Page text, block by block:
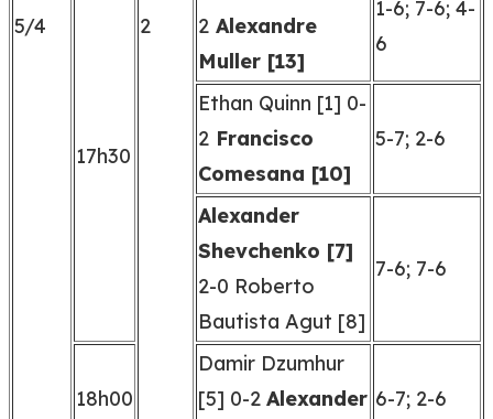
5/4 2
17h30
2 Alexandre
Muller [13]
1-6; 7-6; 4-
6
Ethan Quinn [1] 0-
2 Francisco
Comesana [10]
5-7; 2-6
Alexander
Shevchenko [7]
2-0 Roberto
Bautista Agut [8]
7-6; 7-6
18h00
Damir Dzumhur
[5] 0-2 Alexander 6-7; 2-6